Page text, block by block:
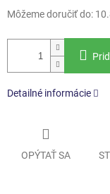
Môžeme doručiť do:
Detailné informácie
OPÝTAŤ SA